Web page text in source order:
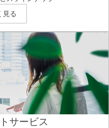
見る
サービス